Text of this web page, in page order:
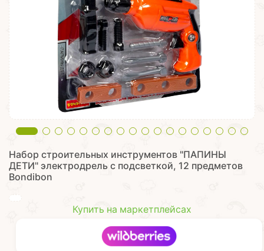
Набор строительных инструментов "ПАПИНЫ
ДЕТИ" электродрель с подсветкой, 12 предметов
Bondibon
Купить на маркетплейсах